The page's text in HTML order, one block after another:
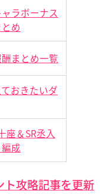
ラボーナス
め
まとめ一覧
おきたいダ
座＆SR丞入
成
ト攻略記事を更新